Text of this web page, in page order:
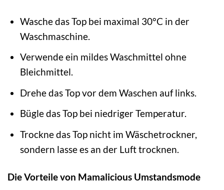
Wasche das Top bei maximal 30°C in der
Waschmaschine.
Verwende ein mildes Waschmittel ohne
Bleichmittel.
Drehe das Top vor dem Waschen auf links.
Bügle das Top bei niedriger Temperatur.
Trockne das Top nicht im Wäschetrockner,
sondern lasse es an der Luft trocknen.
Die Vorteile von Mamalicious Umstandsmode